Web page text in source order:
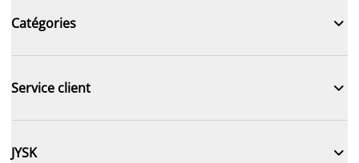
Catégories 
Service client 
JYSK 